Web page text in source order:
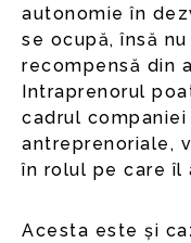
autonomie în
se ocupă, însă
recompensă din
Intraprenorul
cadrul
antreprenoriale,
în rolul pe care îl
Acesta este și